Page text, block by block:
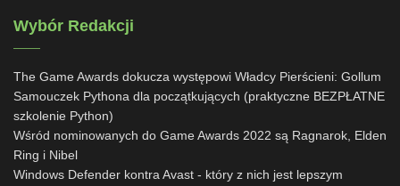
Wybór Redakcji
The Game Awards dokucza występowi Władcy Pierścieni: Gollum
Samouczek Pythona dla początkujących (praktyczne BEZPŁATNE
szkolenie Python)
Wśród nominowanych do Game Awards 2022 są Ragnarok, Elden
Ring i Nibel
Windows Defender kontra Avast - który z nich jest lepszym